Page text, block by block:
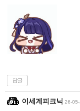
답글
이세계피크닉 26-